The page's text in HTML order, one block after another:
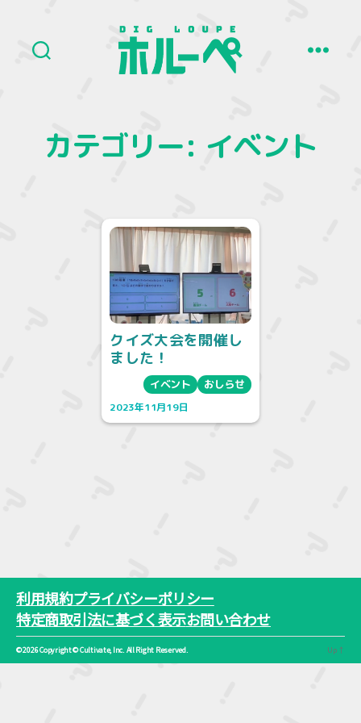
カテゴリー: イベント
クイズ大会を開催し
ました！
イベント おしらせ
2023年11月19日
利用規約プライバシーポリシー
特定商取引法に基づく表示お問い合わせ
© 2026Copyright ©︎ Cultivate, Inc. All Right Reserved. Up ↑